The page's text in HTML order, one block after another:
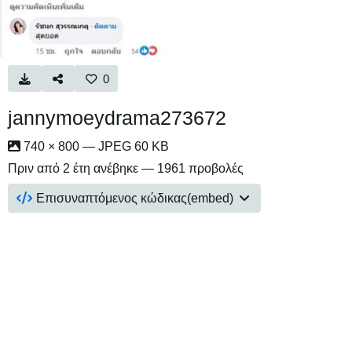
0
jannymoeydrama273672
740 × 800 — JPEG 60 KB
Πριν από 2 έτη ανέβηκε — 1961 προβολές
Επισυναπτόμενος κώδικας(embed)